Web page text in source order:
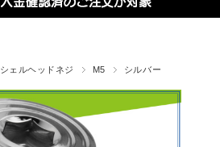
シェルヘッドネジ M5 シルバー